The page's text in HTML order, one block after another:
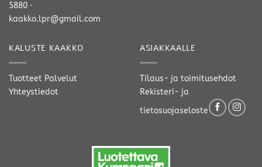
5880 ·
kaakko.lpr@gmail.com
KALUSTE KAAKKO
Tuotteet Palvelut
Yhteystiedot
ASIAKKAALLE
Tilaus- ja toimitusehdot
Rekisteri- ja
tietosuojaseloste